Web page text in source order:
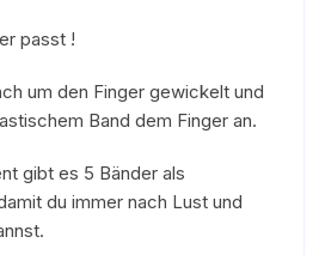
passt !
um den Finger gewickelt und
Band dem Finger an.
gibt es 5 Bänder als
du immer nach Lust und